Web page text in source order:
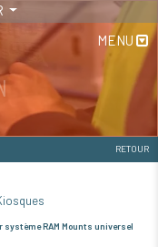
MENU
RETOUR
système RAM Mounts universel